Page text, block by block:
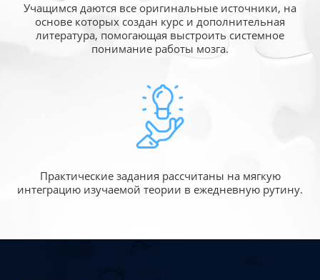
Учащимся даются все оригинальные источники, на
основе которых создан курс и дополнительная
литература, помогающая выстроить системное
понимание работы мозга.
Практические задания рассчитаны на мягкую
интеграцию изучаемой теории в ежедневную рутину.